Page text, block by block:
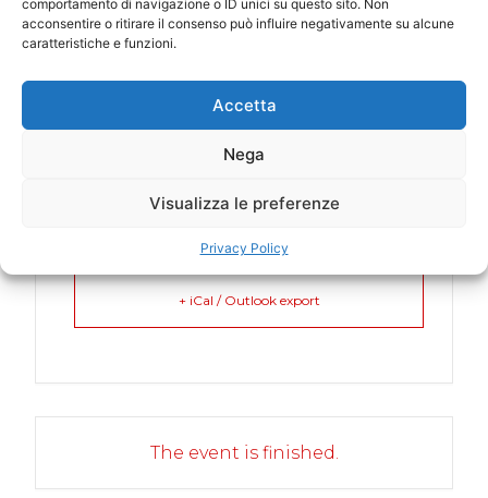
comportamento di navigazione o ID unici su questo sito. Non
acconsentire o ritirare il consenso può influire negativamente su alcune
caratteristiche e funzioni.
Accetta
Nega
Visualizza le preferenze
Privacy Policy
CATEGORY
+ iCal / Outlook export
The event is finished.